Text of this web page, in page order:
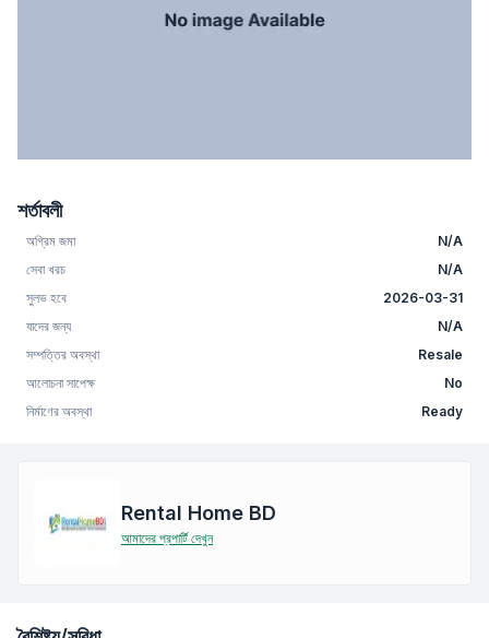
শর্তাবলী
অগ্রিম জমা
N/A
সেবা খরচ
N/A
সুলভ হবে
2026-03-31
যাদের জন্য
N/A
সম্পত্তির অবস্থা
Resale
আলোচনা সাপেক্ষ
No
নির্মাণের অবস্থা
Ready
Rental Home BD
আমাদের প্রপার্টি দেখুন